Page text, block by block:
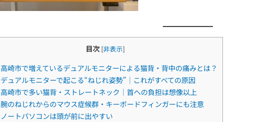
目次 [非表示]
高崎市で増えているデュアルモニターによる猫背・背中の痛みとは？
デュアルモニターで起こる“ねじれ姿勢”｜これがすべての原因
高崎市で多い猫背・ストレートネック｜首への負担は想像以上
腕のねじれからのマウス症候群・キーボードフィンガーにも注意
ノートパソコンは頭が前に出やすい